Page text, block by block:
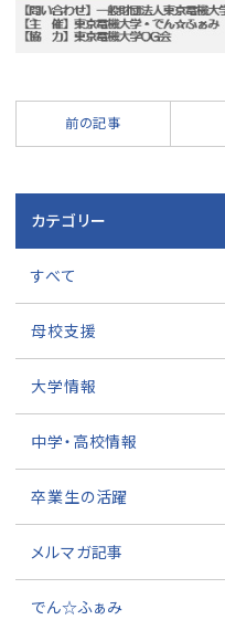
前の記事
カテゴリー
すべて
母校支援
大学情報
中学・高校情報
卒業生の活躍
メルマガ記事
でん☆ふぁみ